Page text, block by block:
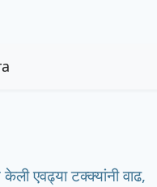
एवढ्या टक्क्यांनी वाढ,